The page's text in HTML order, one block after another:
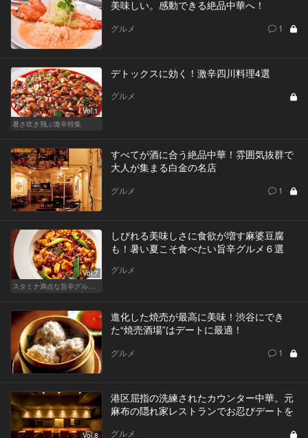
美味しい。感動できる絶品中華へ！
グルメ 1
Vol.1
暑さ吹き飛ぶ激辛特集
デトックスに効く！激辛四川料理4選
グルメ
すべてが酒に合う絶品中華！雰囲気抜群で
大人が集まる白金の名店
グルメ 1
Vol.7
スタミナ満点な旨辛グルメが旨い！東京の人気店へ
しびれる美味しさに食欲が増す麻婆豆腐
も！暑い夏こそ食べたい旨辛グルメ６選
グルメ
進化した焼売が最高に美味！渋谷にでき
た“焼売酒場”はデートに最適！
グルメ 1
Vol.8
港区屈指の洗練されたカウンター中華。元
麻布の隠れ家レストランでお忍びデートを
グルメ